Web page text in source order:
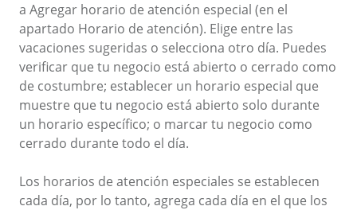
a Agregar horario de atención especial (en el
apartado Horario de atención). Elige entre las
vacaciones sugeridas o selecciona otro día. Puedes
verificar que tu negocio está abierto o cerrado como
de costumbre; establecer un horario especial que
muestre que tu negocio está abierto solo durante
un horario específico; o marcar tu negocio como
cerrado durante todo el día.
Los horarios de atención especiales se establecen
cada día, por lo tanto, agrega cada día en el que los